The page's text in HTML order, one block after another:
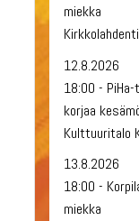
miekka
12.8.2026
18:00 -
korjaa
Kulttuuritalo
13.8.2026
18:00 -
miekka